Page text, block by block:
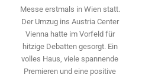
Messe erstmals in Wien statt.
Der Umzug ins Austria Center
Vienna hatte im Vorfeld für
hitzige Debatten gesorgt. Ein
volles Haus, viele spannende
Premieren und eine positive